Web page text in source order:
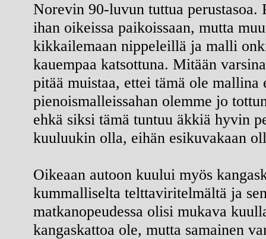
Norevin 90-luvun tuttua
ihan oikeissa paikoissaan, mutta
kikkailemaan nippeleillä ja malli
kauempaa katsottuna. Mitään
pitää muistaa, ettei tämä ole mallina
pienoismalleissahan olemme jo
ehkä siksi tämä tuntuu äkkiä hyvin
kuuluukin olla, eihän esikuvakaan
Oikeaan autoon kuului myös
kummalliselta telttaviritelmältä ja
matkanopeudessa olisi mukava
kangaskattoa ole, mutta samainen